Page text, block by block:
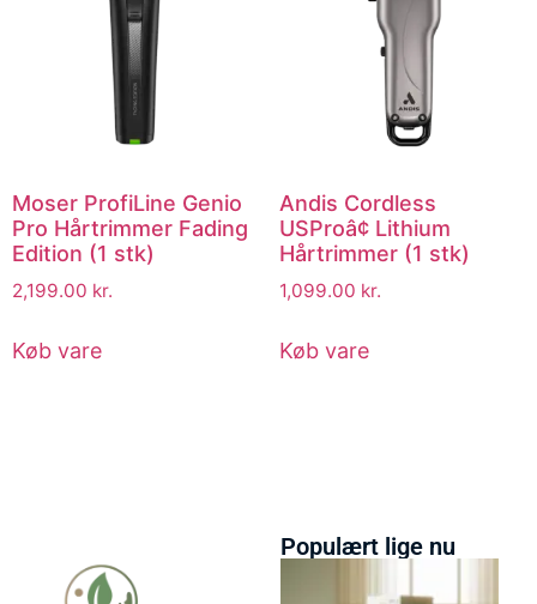
Moser ProfiLine Genio
Pro Hårtrimmer Fading
Edition (1 stk)
2,199.00 kr.
Køb vare
Andis Cordless
USProâ¢ Lithium
Hårtrimmer (1 stk)
1,099.00 kr.
Køb vare
Populært lige nu